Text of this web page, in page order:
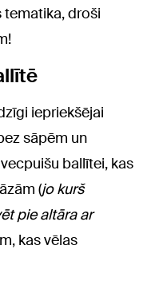
tematika, droši
iepriekšējai
sāpēm un
ballītei, kas
(jo kurš
pie altāra ar
kas vēlas